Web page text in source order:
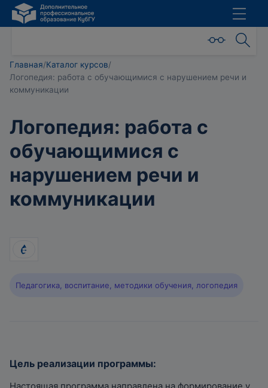
Главная/Каталог курсов/
Логопедия: работа с обучающимися с нарушением речи и
коммуникации
Логопедия: работа с
обучающимися с
нарушением речи и
коммуникации
Педагогика, воспитание, методики обучения, логопедия
Цель реализации программы: